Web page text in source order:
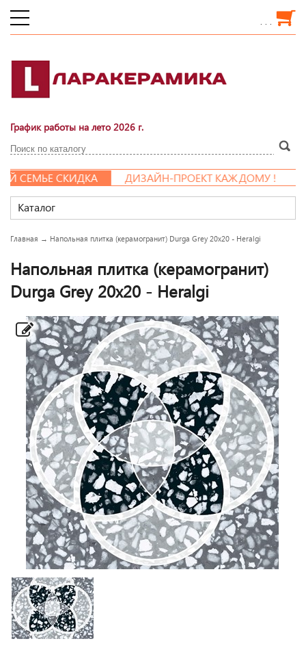
. . .
График работы на лето 2026 г.
СКИДКА
ДИЗАЙН-ПРОЕКТ КАЖДОМУ !
Каталог
Главная → Напольная плитка (керамогранит) Durga Grey 20x20 - Heralgi
Напольная плитка (керамогранит)
Durga Grey 20x20 - Heralgi